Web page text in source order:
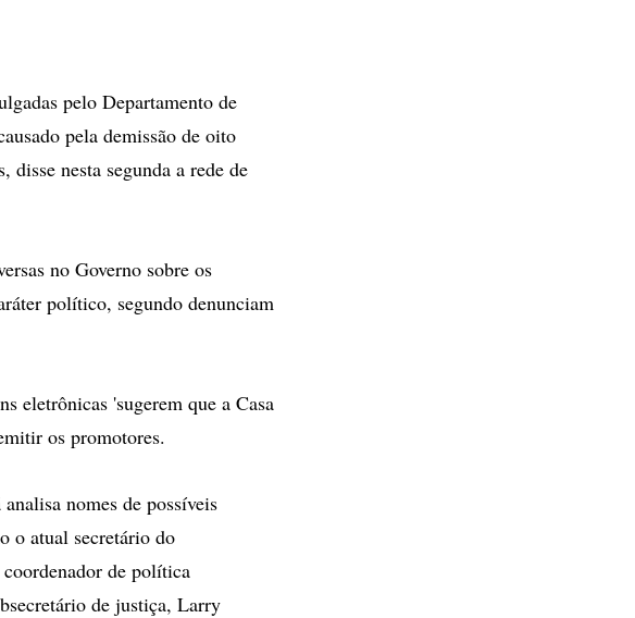
pelo Departamento de
pela demissão de oito
nesta segunda a rede de
no Governo sobre os
político, segundo denunciam
eletrônicas 'sugerem que a Casa
os promotores.
nomes de possíveis
o atual secretário do
de política
de justiça, Larry